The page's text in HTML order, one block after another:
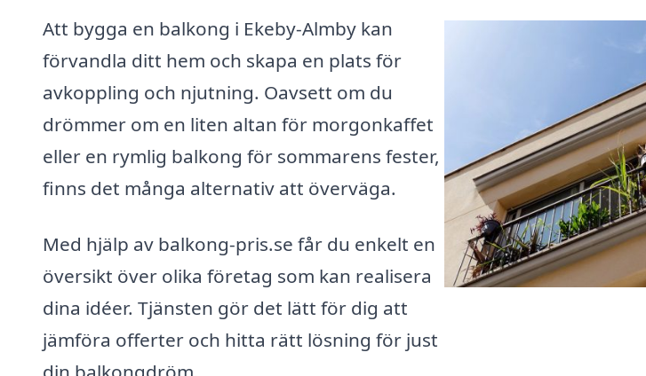
Att bygga en balkong i Ekeby-Almby kan
förvandla ditt hem och skapa en plats för
avkoppling och njutning. Oavsett om du
drömmer om en liten altan för morgonkaffet
eller en rymlig balkong för sommarens fester,
finns det många alternativ att överväga.
Med hjälp av balkong-pris.se får du enkelt en
översikt över olika företag som kan realisera
dina idéer. Tjänsten gör det lätt för dig att
jämföra offerter och hitta rätt lösning för just